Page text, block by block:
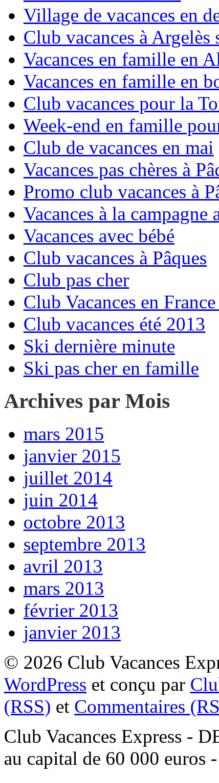
Village de vacances en
Club vacances à Argelès
Vacances en famille en
Vacances en famille en
Club vacances pour la
Week-end en famille
Club de vacances en mai
Vacances pas chères à
Promo club vacances à
Vacances à la campagne
Vacances avec bébé
Club vacances à Pâques
Club pas cher
Club Vacances en
Club vacances été 2013
Ski dernière minute
Ski pas cher en famille
Archives par Mois
mars 2015
janvier 2015
juillet 2014
juin 2014
octobre 2013
septembre 2013
avril 2013
mars 2013
février 2013
janvier 2013
© 2026 Club Vacances
WordPress et conçu par
(RSS) et Commentaires
Club Vacances Express -
au capital de 60 000 euros